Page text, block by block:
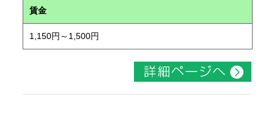
賃金
1,150円～1,500円